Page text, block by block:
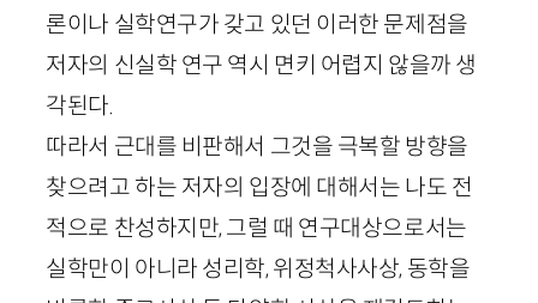
론이나 실학연구가 갖고 있던 이러한 문제점을
저자의 신실학 연구 역시 면키 어렵지 않을까 생
각된다.
따라서 근대를 비판해서 그것을 극복할 방향을
찾으려고 하는 저자의 입장에 대해서는 나도 전
적으로 찬성하지만, 그럴 때 연구대상으로서는
실학만이 아니라 성리학, 위정척사사상, 동학을